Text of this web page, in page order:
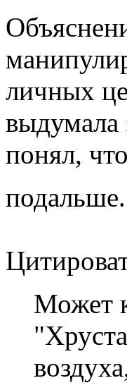
личных
выдумала
понял,
Может